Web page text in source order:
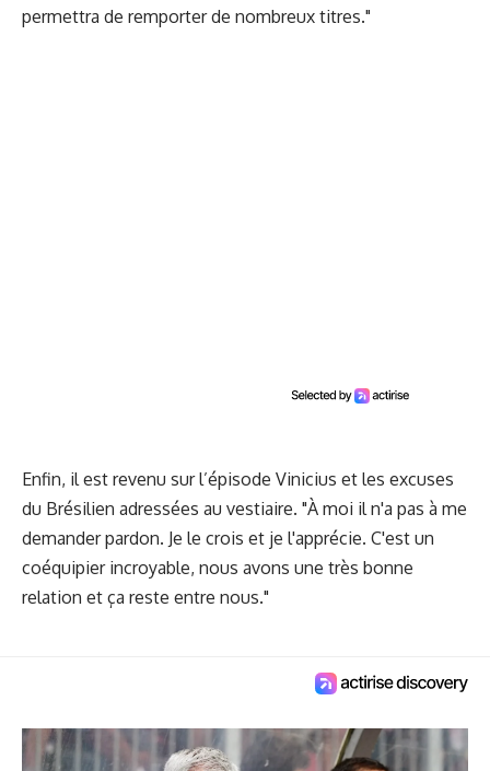
permettra de remporter de nombreux titres."
Enfin, il est revenu sur l’épisode Vinicius et les excuses
du Brésilien adressées au vestiaire. "À moi il n'a pas à me
demander pardon. Je le crois et je l'apprécie. C'est un
coéquipier incroyable, nous avons une très bonne
relation et ça reste entre nous."